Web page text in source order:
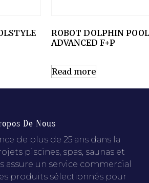
ROBOT DOLPHIN
ADVANCED F+P
Read more
De Nous
de plus de 25 ans dans la
piscines, spas, saunas et
assure un service commercial
produits sélectionnés pour